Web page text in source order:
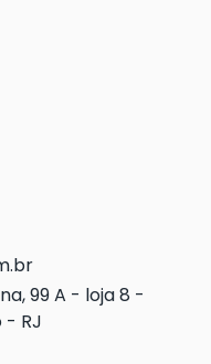
99 A - loja 8 -
- RJ